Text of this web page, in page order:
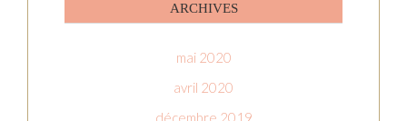
ARCHIVES
mai 2020
avril 2020
décembre 2019